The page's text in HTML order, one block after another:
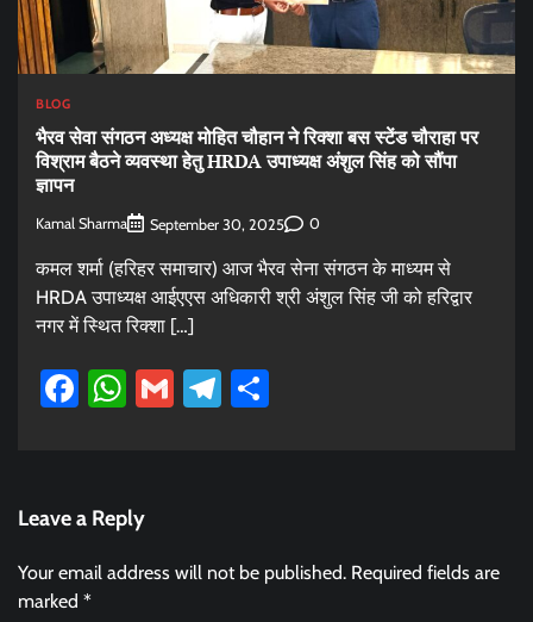
BLOG
भैरव सेवा संगठन अध्यक्ष मोहित चौहान ने रिक्शा बस स्टेंड चौराहा पर
विश्राम बैठने व्यवस्था हेतु HRDA उपाध्यक्ष अंशुल सिंह को सौंपा
ज्ञापन
Kamal Sharma September 30, 2025 0
कमल शर्मा (हरिहर समाचार) आज भैरव सेना संगठन के माध्यम से
HRDA उपाध्यक्ष आईएएस अधिकारी श्री अंशुल सिंह जी को हरिद्वार
नगर में स्थित रिक्शा […]
Facebook
WhatsApp
GmailTelegram
Leave a Reply
Your email address will not be published. Required fields are
marked *